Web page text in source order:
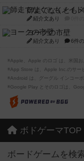
師走でなくとも
紹介文あり
ヨークの市壁
紹介文あり 6件
※Apple、Apple のロゴ は、米国
※App Store は、Apple Inc.のサー
※Android は、グーグル インコー
※Google Play とそのロゴは、
ボドゲーマTOP
ボードゲームを検